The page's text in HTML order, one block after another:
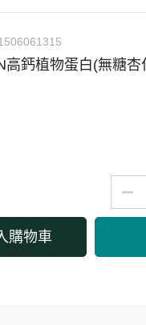
高鈣植物蛋白(無糖杏
購物車